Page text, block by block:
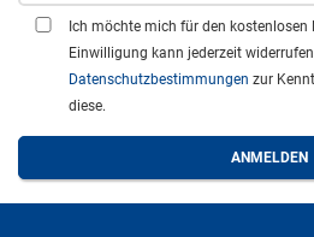
Ich möchte mich für den kostenlosen
Einwilligung kann jederzeit
Datenschutzbestimmungen zur
diese.